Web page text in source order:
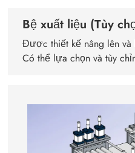
Bệ xuất liệu (Tùy
Được thiết kế nâng lên và
Có thể lựa chọn và tùy